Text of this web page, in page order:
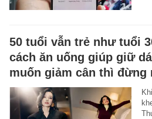
50 tuổi vẫn trẻ như tuổi
cách ăn uống giúp giữ
muốn giảm cân thì đừng